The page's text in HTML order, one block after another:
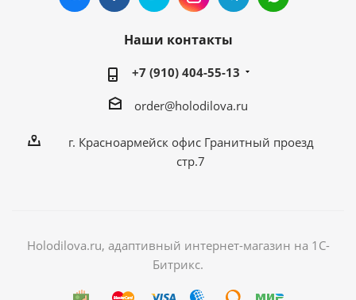
Наши контакты
+7 (910) 404-55-13
order@holodilova.ru
г. Красноармейск офис Гранитный проезд
стр.7
Holodilova.ru, адаптивный интернет-магазин на 1С-
Битрикс.